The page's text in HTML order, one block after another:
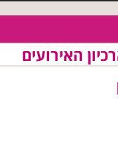
האירועים